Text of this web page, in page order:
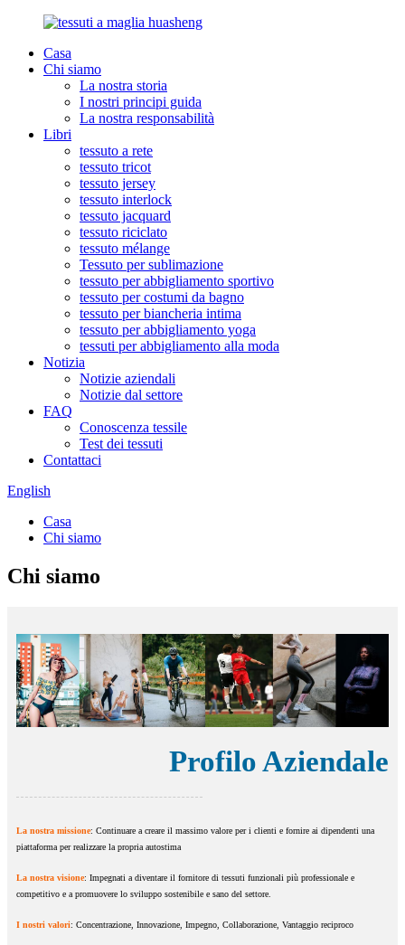
Casa
Chi siamo
La nostra storia
I nostri principi guida
La nostra responsabilità
Libri
tessuto a rete
tessuto tricot
tessuto jersey
tessuto interlock
tessuto jacquard
tessuto riciclato
tessuto mélange
Tessuto per sublimazione
tessuto per abbigliamento sportivo
tessuto per costumi da bagno
tessuto per biancheria intima
tessuto per abbigliamento yoga
tessuti per abbigliamento alla moda
Notizia
Notizie aziendali
Notizie dal settore
FAQ
Conoscenza tessile
Test dei tessuti
Contattaci
English
Casa
Chi siamo
Chi siamo
Profilo Aziendale
La nostra missione: Continuare a creare il massimo valore per i clienti e fornire ai dipendenti una
piattaforma per realizzare la propria autostima
La nostra visione: Impegnati a diventare il fornitore di tessuti funzionali più professionale e
competitivo e a promuovere lo sviluppo sostenibile e sano del settore.
I nostri valori: Concentrazione, Innovazione, Impegno, Collaborazione, Vantaggio reciproco